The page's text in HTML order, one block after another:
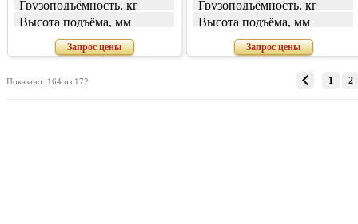
Грузоподъёмность, кг
Высота подъёма, мм
Запрос цены
Грузоподъёмность, кг
Высота подъёма, мм
Запрос цены
Показано: 164 из 172 1 2